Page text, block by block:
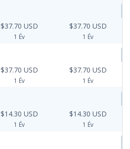
$37.70 USD
1 Év
$37.70 USD
1 Év
$37.70 USD
1 Év
$37.70 USD
1 Év
$14.30 USD
1 Év
$14.30 USD
1 Év